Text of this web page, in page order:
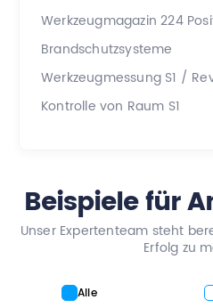
Werkzeugmagazin 224
Brandschutzsysteme
Werkzeugmessung S1 /
Kontrolle von Raum S1
Beispiele für
Unser Expertenteam steht
Erfolg zu
Alle